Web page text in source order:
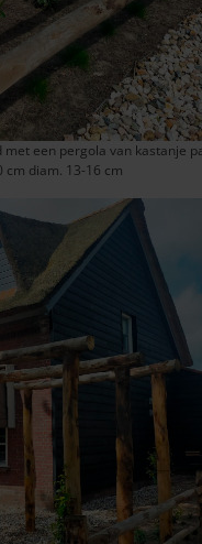
met een pergola van kastanje
cm diam. 13-16 cm